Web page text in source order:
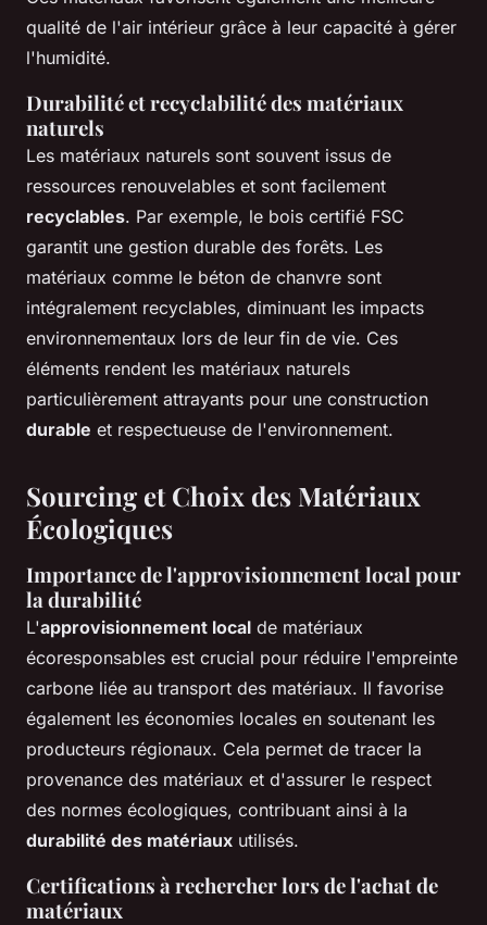
qualité de l'air intérieur grâce à leur capacité à gérer
l'humidité.
Durabilité et recyclabilité des matériaux
naturels
Les matériaux naturels sont souvent issus de
ressources renouvelables et sont facilement
recyclables. Par exemple, le bois certifié FSC
garantit une gestion durable des forêts. Les
matériaux comme le béton de chanvre sont
intégralement recyclables, diminuant les impacts
environnementaux lors de leur fin de vie. Ces
éléments rendent les matériaux naturels
particulièrement attrayants pour une construction
durable et respectueuse de l'environnement.
Sourcing et Choix des Matériaux
Écologiques
Importance de l'approvisionnement local pour
la durabilité
L'approvisionnement local de matériaux
écoresponsables est crucial pour réduire l'empreinte
carbone liée au transport des matériaux. Il favorise
également les économies locales en soutenant les
producteurs régionaux. Cela permet de tracer la
provenance des matériaux et d'assurer le respect
des normes écologiques, contribuant ainsi à la
durabilité des matériaux utilisés.
Certifications à rechercher lors de l'achat de
matériaux